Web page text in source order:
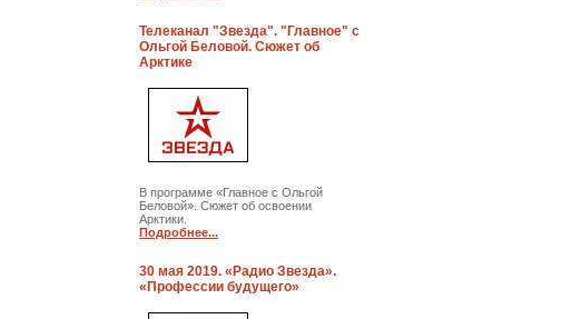
Телеканал "Звезда". "Главное" с
Ольгой Беловой. Сюжет об
Арктике
В программе «Главное с Ольгой
Беловой». Сюжет об освоении
Арктики.
Подробнее...
30 мая 2019. «Радио Звезда».
«Профессии будущего»